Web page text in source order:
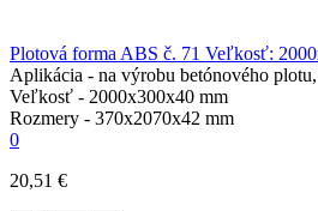
Plotová forma ABS č. 71 Veľkosť:
Aplikácia - na výrobu betónového
Veľkosť - 2000х300х40 mm
Rozmery - 370х2070х42 mm
0
20,51 €